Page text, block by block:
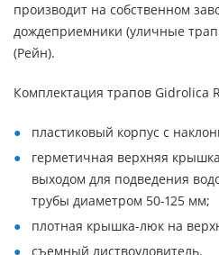
производит на собственном
дождеприемники (уличные
(Рейн).
Комплектация трапов Gidrolica
пластиковый корпус с
герметичная верхняя
выходом для подведения
трубы диаметром 50-125 мм;
плотная крышка-люк на
съемный листвоуловитель.